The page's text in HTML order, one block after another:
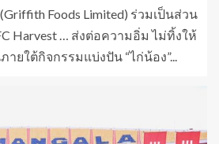
Foods Limited) ร่วมเป็นส่วน
Harvest … ส่งต่อความอิ่ม ไม่ทิ้งให้
ยใต้กิจกรรมแบ่งปัน “ไก่น้อง”...